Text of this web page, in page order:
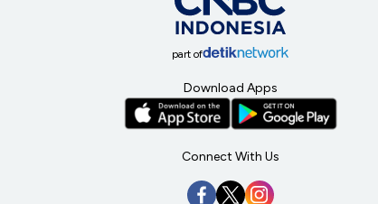
part of
Download Apps
Connect With Us